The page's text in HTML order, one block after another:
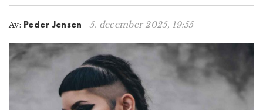
i
o
Av: Peder Jensen 5. december 2025, 19:55